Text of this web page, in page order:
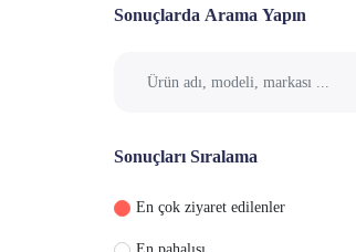
Meyve Hasat Makinesi
Çim Biçme Makinesi
Çim Biçme Traktörü
Sonuçlarda Arama Yapın
Sonuçları Sıralama
En çok ziyaret edilenler